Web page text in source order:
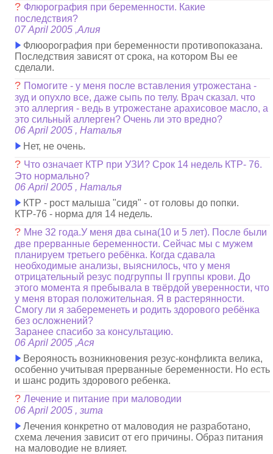
? Флюрография при беременности. Какие
последствия?
07 April 2005 ,Алия
Флюорография при беременности противопоказана.
Последствия зависят от срока, на котором Вы ее
сделали.
? Помогите - у меня после вставления утрожестана -
зуд и опухло все, даже сыпь по телу. Врач сказал. что
это аллергия - ведь в утрожестане арахисовое масло, а
это сильный аллерген? Очень ли это вредно?
06 April 2005 , Наталья
Нет, не очень.
? Что означает КТР при УЗИ? Срок 14 недель КТР- 76.
Это нормально?
06 April 2005 , Наталья
КТР - рост малыша "сидя" - от головы до попки.
КТР-76 - норма для 14 недель.
? Мне 32 года.У меня два сына(10 и 5 лет). После были
две прерванные беременности. Сейчас мы с мужем
планируем третьего ребёнка. Когда сдавала
необходимые анализы, выяснилось, что у меня
отрицательный резус подгруппы II группы крови. До
этого момента я пребывала в твёрдой уверенности, что
у меня вторая положительная. Я в растерянности.
Смогу ли я забеременеть и родить здорового ребёнка
без осложнений?
Заранее спасибо за консультацию.
06 April 2005 ,Ася
Верояность возникновения резус-конфликта велика,
особенно учитывая прерванные беременности. Но есть
и шанс родить здорового ребенка.
?Лечение и питание при маловодии
06 April 2005 , зита
Лечения конкретно от маловодия не разработано,
схема лечения зависит от его причины. Образ питания
на маловодие не влияет.